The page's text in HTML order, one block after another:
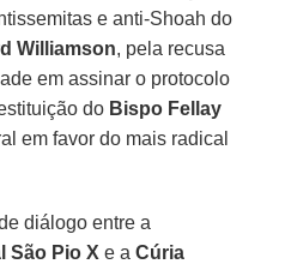
e anti-Shoah do
Williamson, pela recusa
em assinar o protocolo
do Bispo Fellay
em favor do mais radical
diálogo entre a
São Pio X e aCúria